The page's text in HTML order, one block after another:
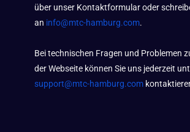
über unser Kontaktformular oder
an info@mtc-hamburg.com.
Bei technischen Fragen und Problemen
der Webseite können Sie uns jederzeit
support@mtc-hamburg.com